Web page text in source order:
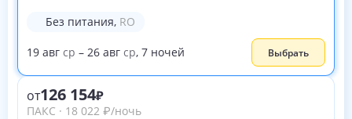
Без питания, RO
19 авг ср – 26 авг ср, 7 ночей Выбрать
от126 154
ПАКС · 18 022 ₽/ночь